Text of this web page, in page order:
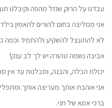
עבדנו על הרוק שנזל מהפה וקיבלנו
אני ממליצה בחום להורים להאמין
לא להתעצל להשקיע ולהתמיד וכמה
אביבה נשמה טהורה.יש לך לב ענק!
יכולת הכלה, והבנה, וסבלנות עד אין
אני אוהבת אותך.מעריצה
ברכי אמא של חני.